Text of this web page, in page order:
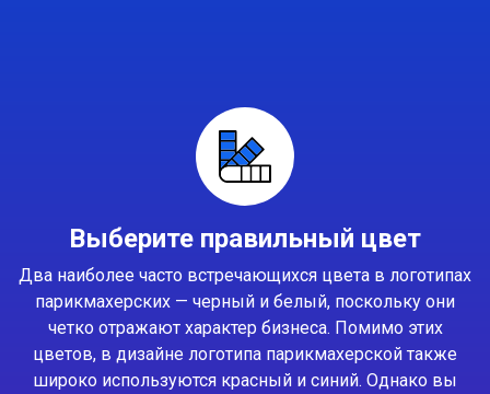
Выберите правильный цвет
Два наиболее часто встречающихся цвета в логотипах
парикмахерских — черный и белый, поскольку они
четко отражают характер бизнеса. Помимо этих
цветов, в дизайне логотипа парикмахерской также
широко используются красный и синий. Однако вы